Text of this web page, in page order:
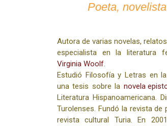
Poeta,
Autora de varias novelas,
especialista en la literatura
Virginia Woolf.
Estudió Filosofía y Letras en
una tesis sobre la novela
Literatura Hispanoamericana.
Turolenses. Fundó la revista
revista cultural Turia. En